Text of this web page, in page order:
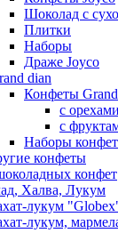
Шоколад с
Плитки
Наборы
Драже Joyco
dian
Конфеты
с орехами
с
Наборы
конфеты
конфет
Халва, Лукум
лукум
лукум,